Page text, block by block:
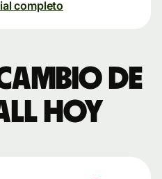
completo
de
hoy